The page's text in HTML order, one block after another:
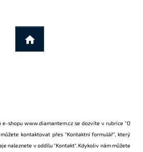
e-shopu www.diamantem.cz se dozvíte v rubrice "O
kontaktovat přes "Kontaktní formulář", který
naleznete v oddílu"Kontakt". Kdykoliv nám můžete